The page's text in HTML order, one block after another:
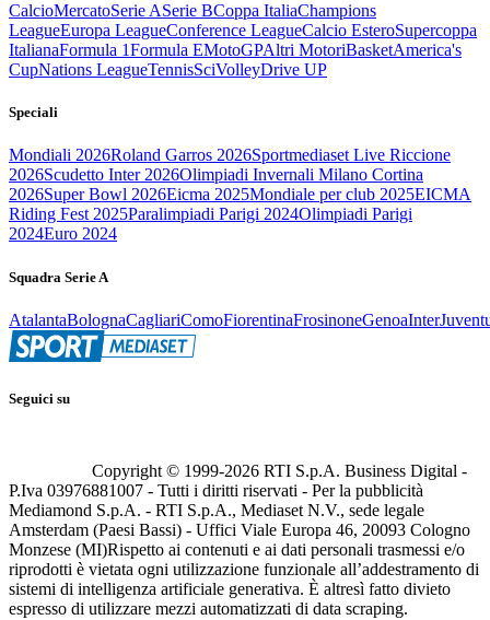
CalcioMercatoSerie ASerie BCoppa ItaliaChampions
LeagueEuropa LeagueConference LeagueCalcio EsteroSupercoppa
ItalianaFormula 1Formula EMotoGPAltri MotoriBasketAmerica's
CupNations LeagueTennisSciVolleyDrive UP
Speciali
Mondiali 2026Roland Garros 2026Sportmediaset Live Riccione
2026Scudetto Inter 2026Olimpiadi Invernali Milano Cortina
2026Super Bowl 2026Eicma 2025Mondiale per club 2025EICMA
Riding Fest 2025Paralimpiadi Parigi 2024Olimpiadi Parigi
2024Euro 2024
Squadra Serie A
AtalantaBolognaCagliariComoFiorentinaFrosinoneGenoaInter
Seguici su
Copyright © 1999-2026 RTI S.p.A. Business Digital -
P.Iva 03976881007 - Tutti i diritti riservati - Per la pubblicità
Mediamond S.p.A. - RTI S.p.A., Mediaset N.V., sede legale
Amsterdam (Paesi Bassi) - Uffici Viale Europa 46, 20093 Cologno
Monzese (MI)Rispetto ai contenuti e ai dati personali trasmessi e/o
riprodotti è vietata ogni utilizzazione funzionale all’addestramento di
sistemi di intelligenza artificiale generativa. È altresì fatto divieto
espresso di utilizzare mezzi automatizzati di data scraping.